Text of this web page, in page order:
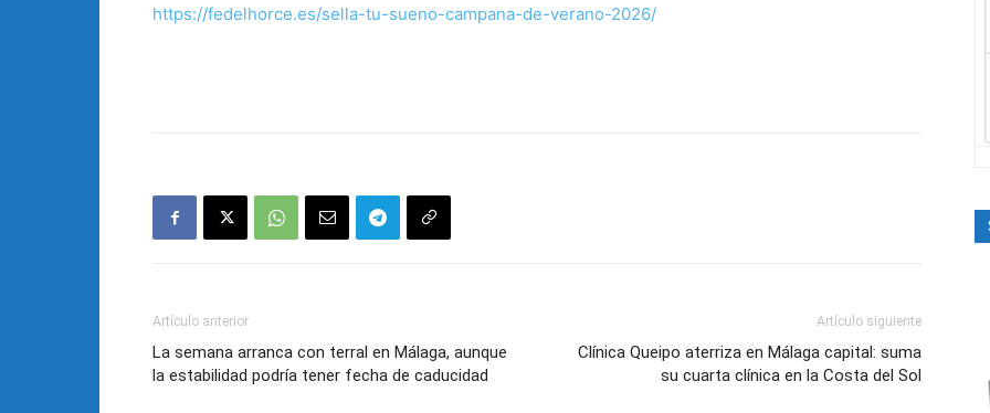
https://fedelhorce.es/sella-tu-sueno-campana-de-verano-2026/
Artículo anterior
La semana arranca con terral en Málaga, aunque
la estabilidad podría tener fecha de caducidad
Artículo siguiente
Clínica Queipo aterriza en Málaga capital: suma
su cuarta clínica en la Costa del Sol